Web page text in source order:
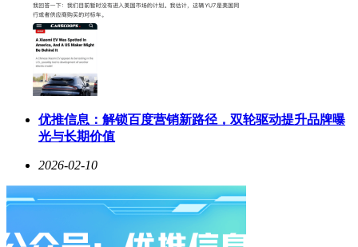
优推信息：解锁百度营销新路径，双轮驱动提升品牌曝
光与长期价值
2026-02-10